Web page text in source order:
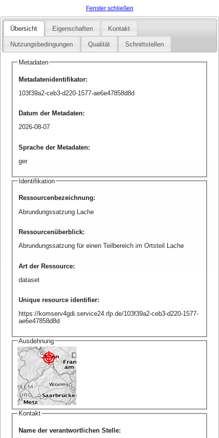
Fenster schließen
Übersicht Eigenschaften Kontakt
Nutzungsbedingungen Qualität Schnittstellen
Metadaten
Metadatenidentifikator:
103f39a2-ceb3-d220-1577-ae6e47858d8d
Datum der Metadaten:
2026-08-07
Sprache der Metadaten:
ger
Identifikation
Ressourcenbezeichnung:
Abrundungssatzung Lache
Ressourcenüberblick:
Abrundungssatzung für einen Teilbereich im Ortsteil Lache
Art der Ressource:
dataset
Unique resource identifier:
https://komserv4gdi.service24.rlp.de/103f39a2-ceb3-d220-1577-
ae6e47858d8d
Ausdehnung
Kontakt
Name der verantwortlichen Stelle: